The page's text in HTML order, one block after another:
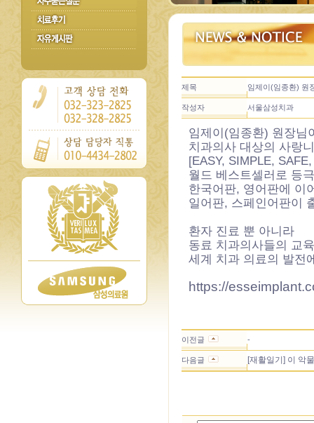
제목 임제이(임종환) 원
작성자 서울삼성치과
임제이(임종환) 원장
치과의사 대상의 사랑
[EASY, SIMPLE,
월드 베스트셀러로 등
한국어판, 영어판에 이
일어판, 스페인어판이
환자 진료 뿐 아니라
동료 치과의사들의 교
세계 치과 의료의 발전
https://
이전글 -
다음글 [재활일기] 이 악